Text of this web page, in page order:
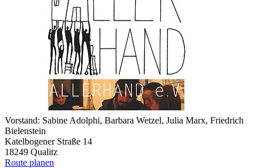
Vorstand: Sabine Adolphi, Barbara Wetzel, Julia Marx, Friedrich
Bielenstein
Katelbogener Straße 14
18249 Qualitz
Route planen